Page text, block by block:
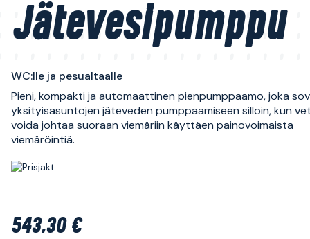
Jätevesipumppu
WC:lle ja pesualtaalle
Pieni, kompakti ja automaattinen pienpumppaamo, joka
yksityisasuntojen jäteveden pumppaamiseen silloin, kun
voida johtaa suoraan viemäriin käyttäen painovoimaista
viemäröintiä.
543,30 €